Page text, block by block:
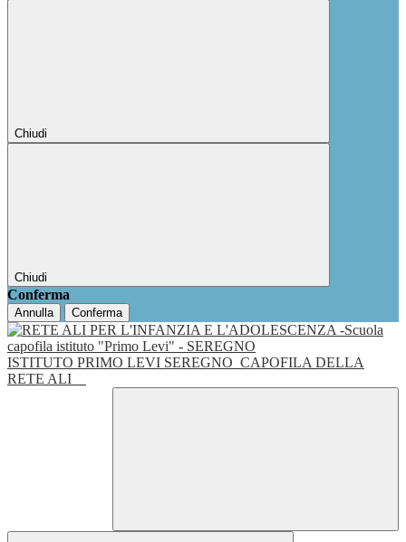
Chiudi
Chiudi
Conferma
Annulla Conferma
ISTITUTO PRIMO LEVI SEREGNO CAPOFILA DELLA
RETE ALI